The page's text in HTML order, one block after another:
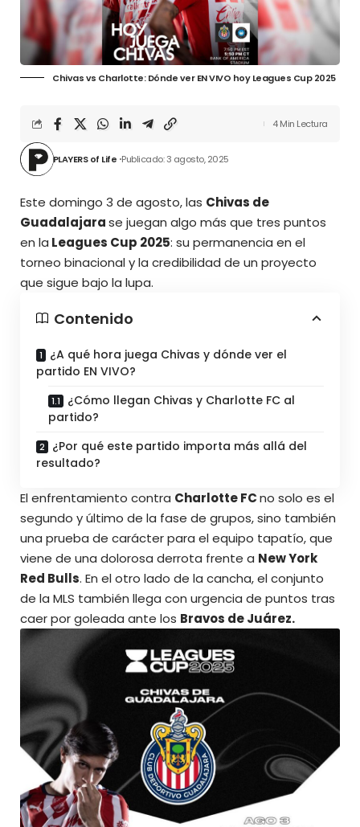
Chivas vs Charlotte: Dónde ver EN VIVO hoy Leagues Cup 2025
PLAYERS of Life Publicado: 3 agosto, 2025
4 Min Lectura
Este domingo 3 de agosto, las Chivas de
Guadalajarase juegan algo más que tres puntos
en la Leagues Cup 2025: su permanencia en el
torneo binacional y la credibilidad de un proyecto
que sigue bajo la lupa.
Contenido
¿A qué hora juega Chivas y dónde ver el
partido EN VIVO?
¿Cómo llegan Chivas y Charlotte FC al
partido?
¿Por qué este partido importa más allá del
resultado?
El enfrentamiento contra Charlotte FCno solo es el
segundo y último de la fase de grupos, sino también
una prueba de carácter para el equipo tapatío, que
viene de una dolorosa derrota frente a New York
Red Bulls. En el otro lado de la cancha, el conjunto
de la MLS también llega con urgencia de puntos tras
caer por goleada ante los Bravos de Juárez.